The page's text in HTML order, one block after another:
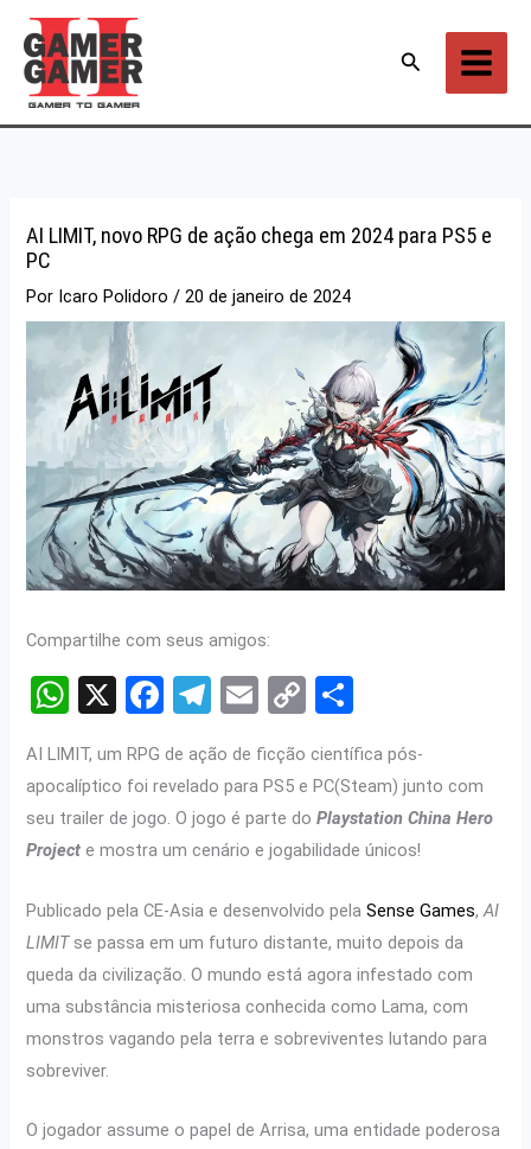
para
conteúdo
Pesquisar
AI LIMIT, novo RPG de ação chega em 2024 para PS5 e
PC
Por Icaro Polidoro/20 de janeiro de 2024
Compartilhe com seus amigos:
W
at
s
A
p
X
F
ce
b
o
k
T
e
gr
a
E
ail
C
py
Li
n
ar
e
AI LIMIT, um RPG de ação de ficção científica pós-
apocalíptico foi revelado para PS5 e PC(Steam) junto com
seu trailer de jogo. O jogo é parte doPlaystation China Hero
Project e mostra um cenário e jogabilidade únicos!
Publicado pela CE-Asia e desenvolvido pelaSense Games,AI
LIMITse passa em um futuro distante, muito depois da
queda da civilização. O mundo está agora infestado com
uma substância misteriosa conhecida como Lama, com
monstros vagando pela terra e sobreviventes lutando para
sobreviver.
O jogador assume o papel de Arrisa, uma entidade poderosa